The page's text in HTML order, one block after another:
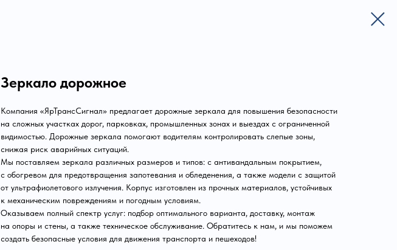
Зеркало дорожное
Компания «ЯрТрансСигнал» предлагает дорожные зеркала для повышения безопасности
на сложных участках дорог, парковках, промышленных зонах и выездах с ограниченной
видимостью. Дорожные зеркала помогают водителям контролировать слепые зоны,
снижая риск аварийных ситуаций.
Мы поставляем зеркала различных размеров и типов: с антивандальным покрытием,
с обогревом для предотвращения запотевания и обледенения, а также модели с защитой
от ультрафиолетового излучения. Корпус изготовлен из прочных материалов, устойчивых
к механическим повреждениям и погодным условиям.
Оказываем полный спектр услуг: подбор оптимального варианта, доставку, монтаж
на опоры и стены, а также техническое обслуживание. Обратитесь к нам, и мы поможем
создать безопасные условия для движения транспорта и пешеходов!